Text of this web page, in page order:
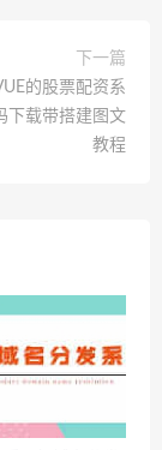
下一篇
的股票配资系
下载带搭建图文
教程